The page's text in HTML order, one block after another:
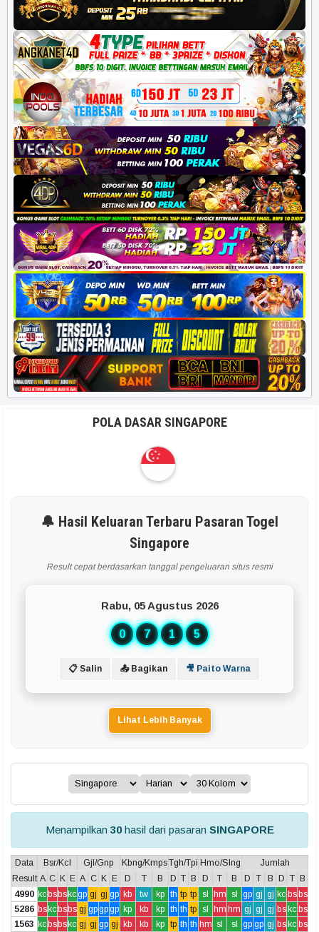
POLA DASAR SINGAPORE
🔔 Hasil Keluaran Terbaru Pasaran Togel
Singapore
Result cepat berdasarkan tanggal pengeluaran situs resmi
Rabu, 05 Agustus 2026
0 7 1 5
📋 Salin 📤 Bagikan 🎥 Paito Warna
Lihat Lebih Banyak
Menampilkan 30hasil dari pasaran SINGAPORE
Data Bsr/Kcl Gjl/Gnp Kbng/KmpsTgh/Tpi Hmo/Slng
Jumlah
Result A C K E A C K E D T B D T B D T B D T B D T B
4990 kcbsbskcgp gj gj gp kb tw kp th tp tp sl hm sl gp gj gj kc bsbs
5286 bskcbsbs gj gpgpgp kp kb kp th th tp sl hm hm gj gj gj bskc bs
1563 kcbsbskc gj gj gp gj kb kb kp tp th th hm sl sl gp gp gj bskc bs